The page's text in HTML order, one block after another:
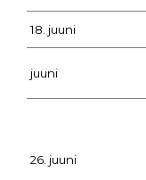
18. juuni
juuni
26. juuni